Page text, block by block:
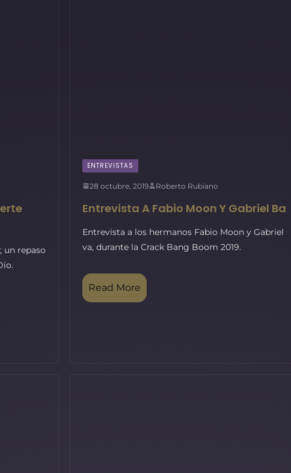
un repaso
ENTREVISTAS
28 octubre, 2019 Roberto Rubiano
Entrevista A Fabio Moon Y Gabriel Ba
Entrevista a los hermanos Fabio Moon y Gabriel
va, durante la Crack Bang Boom 2019.
Read More